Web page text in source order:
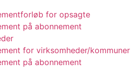
for opsagte
på abonnement
for virksomheder/kommuner
på abonnement